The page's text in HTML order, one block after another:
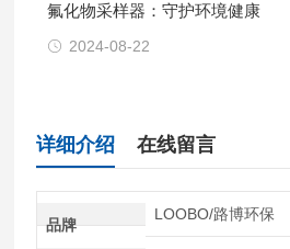
氟化物采样器：守护环境健康
2024-08-22
详细介绍 在线留言
品牌
LOOBO/路博环保